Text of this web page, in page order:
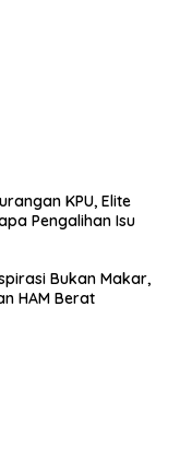
KPU, Elite
Pengalihan Isu
Bukan Makar,
HAM Berat